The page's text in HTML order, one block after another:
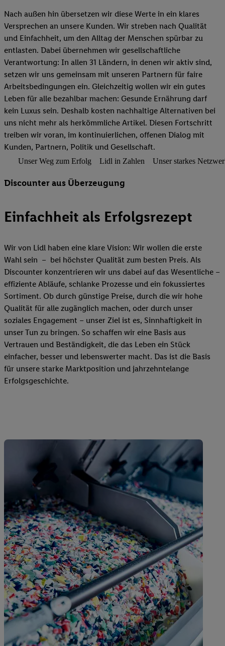
Nach außen hin übersetzen wir diese Werte in ein klares
Versprechen an unsere Kunden. Wir streben nach Qualität
und Einfachheit, um den Alltag der Menschen spürbar zu
entlasten. Dabei übernehmen wir gesellschaftliche
Verantwortung: In allen 31 Ländern, in denen wir aktiv sind,
setzen wir uns gemeinsam mit unseren Partnern für faire
Arbeitsbedingungen ein. Gleichzeitig wollen wir ein gutes
Leben für alle bezahlbar machen: Gesunde Ernährung darf
kein Luxus sein. Deshalb kosten nachhaltige Alternativen bei
uns nicht mehr als herkömmliche Artikel. Diesen Fortschritt
treiben wir voran, im kontinuierlichen, offenen Dialog mit
Kunden, Partnern, Politik und Gesellschaft.
Unser Weg zum Erfolg Lidl in Zahlen Unser starkes
Discounter aus Überzeugung
Einfachheit als Erfolgsrezept
Wir von Lidl haben eine klare Vision: Wir wollen die erste
Wahl sein – bei höchster Qualität zum besten Preis. Als
Discounter konzentrieren wir uns dabei auf das Wesentliche –
effiziente Abläufe, schlanke Prozesse und ein fokussiertes
Sortiment. Ob durch günstige Preise, durch die wir hohe
Qualität für alle zugänglich machen, oder durch unser
soziales Engagement – unser Ziel ist es, Sinnhaftigkeit in
unser Tun zu bringen. So schaffen wir eine Basis aus
Vertrauen und Beständigkeit, die das Leben ein Stück
einfacher, besser und lebenswerter macht. Das ist die Basis
für unsere starke Marktposition und jahrzehntelange
Erfolgsgeschichte.